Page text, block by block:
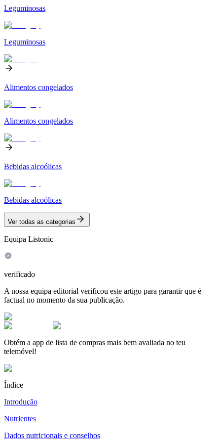
Leguminosas
Leguminosas
Alimentos congelados
Alimentos congelados
Bebidas alcoólicas
Bebidas alcoólicas
Ver todas as categorias
Equipa Listonic
verificado
A nossa equipa editorial verificou este artigo para garantir que é
factual no momento da sua publicação.
Obtém a app de lista de compras mais bem avaliada no teu
telemóvel!
Índice
Introdução
Nutrientes
Dados nutricionais e conselhos